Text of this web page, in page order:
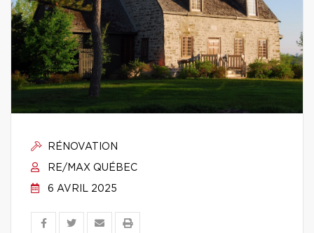
RÉNOVATION
RE/MAX QUÉBEC
6 AVRIL 2025